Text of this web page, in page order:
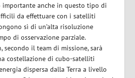
importante anche in questo tipo di
da effettuare con i satelliti
sì di un’alta risoluzione
di osservazione parziale.
secondo il team di missione, sarà
costellazione di cubo-satelliti
dispersa dalla Terra a livello